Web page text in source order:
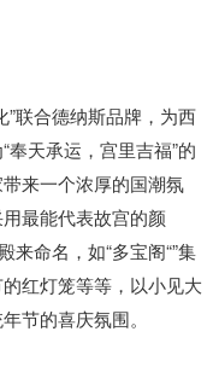
”联合德纳斯品牌，为西
天承运，宫里吉福”的
来一个浓厚的国潮氛
最能代表故宫的颜
来命名，如“多宝阁“”集
红灯笼等等，以小见大
节的喜庆氛围。